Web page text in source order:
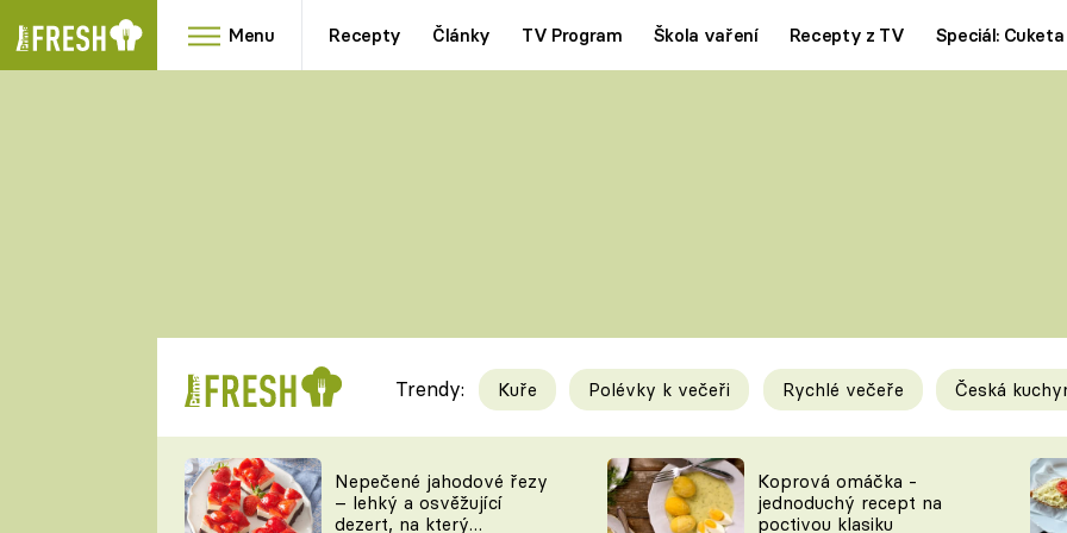
Menu Recepty Články TV Program Škola vaření Recepty z TV Speciál: Cuketa
RYCHLOVKY
Videorecepty
TEĎ VAŘÍ ŠÉF!
Tipy a triky
KAM ZA JÍDLEM
Trendy: Kuře Polévky k večeři Rychlé večeře Česká
Nepečené jahodové řezy
– lehký a osvěžující
dezert, na který
Koprová omáčka -
jednoduchý recept na
poctivou klasiku